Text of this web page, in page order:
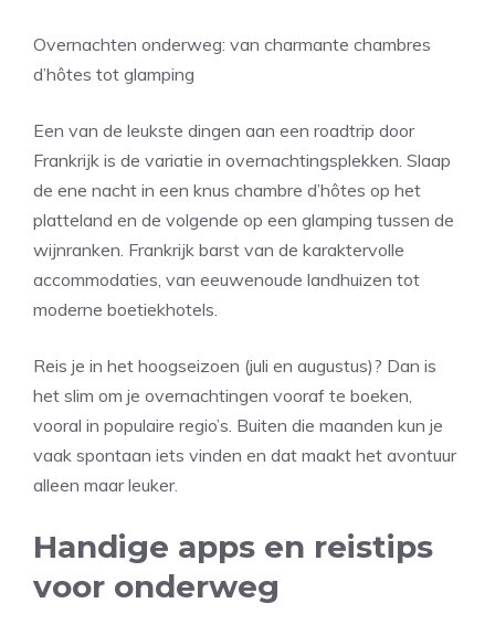
Overnachten onderweg: van charmante chambres
d’hôtes tot glamping
Een van de leukste dingen aan een roadtrip door
Frankrijk is de variatie in overnachtingsplekken. Slaap
de ene nacht in een knus chambre d’hôtes op het
platteland en de volgende op een glamping tussen de
wijnranken. Frankrijk barst van de karaktervolle
accommodaties, van eeuwenoude landhuizen tot
moderne boetiekhotels.
Reis je in het hoogseizoen (juli en augustus)? Dan is
het slim om je overnachtingen vooraf te boeken,
vooral in populaire regio’s. Buiten die maanden kun je
vaak spontaan iets vinden en dat maakt het avontuur
alleen maar leuker.
Handige apps en reistips
voor onderweg